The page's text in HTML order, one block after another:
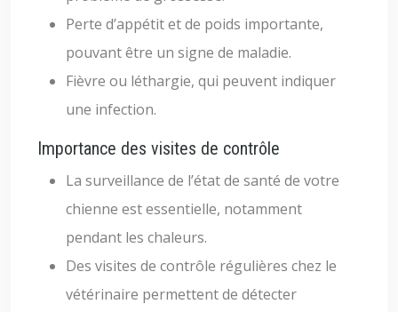
Perte d’appétit et de poids importante,
pouvant être un signe de maladie.
Fièvre ou léthargie, qui peuvent indiquer
une infection.
Importance des visites de contrôle
La surveillance de l’état de santé de votre
chienne est essentielle, notamment
pendant les chaleurs.
Des visites de contrôle régulières chez le
vétérinaire permettent de détecter